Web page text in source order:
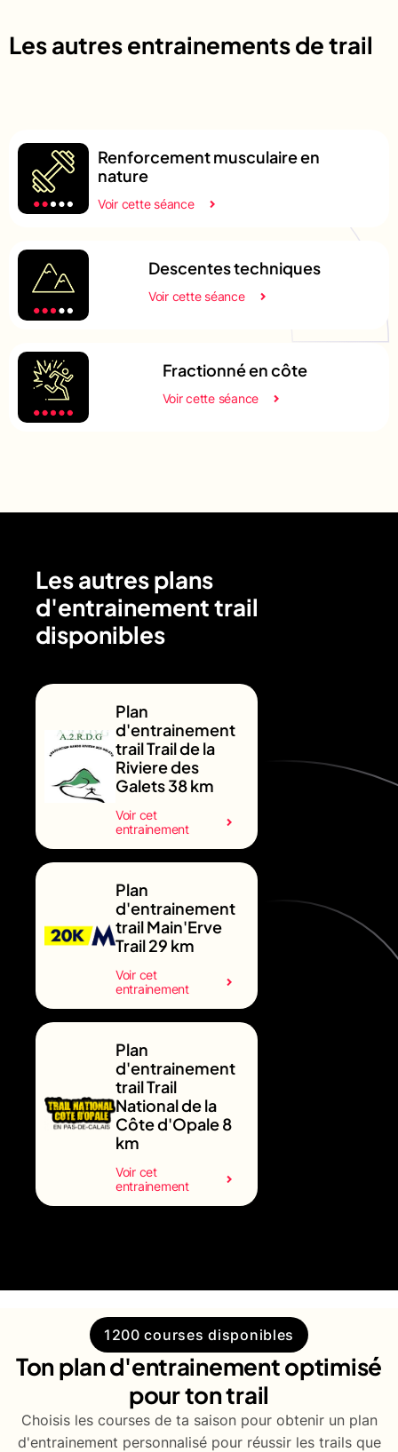
Les autres entrainements de trail
Renforcement musculaire en
nature
Voir cette séance
Descentes techniques
Voir cette séance
Fractionné en côte
Voir cette séance
Les autres plans
d'entrainement trail
disponibles
Plan
d'entrainement
trail Trail de la
Riviere des
Galets 38 km
Voir cet
entrainement
Plan
d'entrainement
trail Main'Erve
Trail 29 km
Voir cet
entrainement
Plan
d'entrainement
trail Trail
National de la
Côte d'Opale 8
km
Voir cet
entrainement
1200 courses disponibles
Ton plan d'entrainement optimisé
pour ton trail
Choisis les courses de ta saison pour obtenir un plan
d'entrainement personnalisé pour réussir les trails que